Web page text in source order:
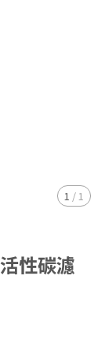
1 / 1
性碳濾